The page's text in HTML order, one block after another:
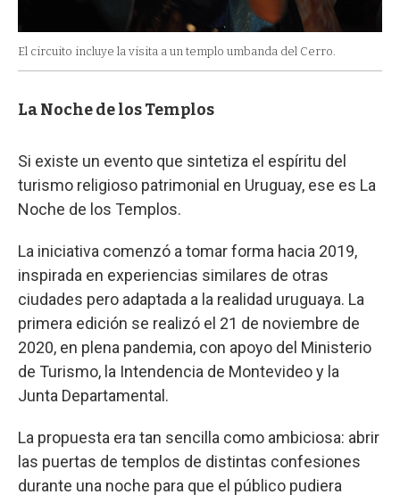
El circuito incluye la visita a un templo umbanda del Cerro.
La Noche de los Templos
Si existe un evento que sintetiza el espíritu del
turismo religioso patrimonial en Uruguay, ese es La
Noche de los Templos.
La iniciativa comenzó a tomar forma hacia 2019,
inspirada en experiencias similares de otras
ciudades pero adaptada a la realidad uruguaya. La
primera edición se realizó el 21 de noviembre de
2020, en plena pandemia, con apoyo del Ministerio
de Turismo, la Intendencia de Montevideo y la
Junta Departamental.
La propuesta era tan sencilla como ambiciosa: abrir
las puertas de templos de distintas confesiones
durante una noche para que el público pudiera